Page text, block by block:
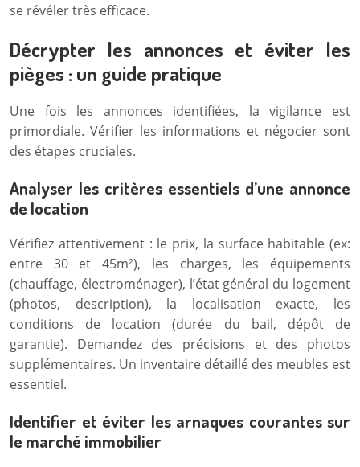
se révéler très efficace.
Décrypter les annonces et éviter les
pièges : un guide pratique
Une fois les annonces identifiées, la vigilance est
primordiale. Vérifier les informations et négocier sont
des étapes cruciales.
Analyser les critères essentiels d’une annonce
de location
Vérifiez attentivement : le prix, la surface habitable (ex:
entre 30 et 45m²), les charges, les équipements
(chauffage, électroménager), l’état général du logement
(photos, description), la localisation exacte, les
conditions de location (durée du bail, dépôt de
garantie). Demandez des précisions et des photos
supplémentaires. Un inventaire détaillé des meubles est
essentiel.
Identifier et éviter les arnaques courantes sur
le marché immobilier